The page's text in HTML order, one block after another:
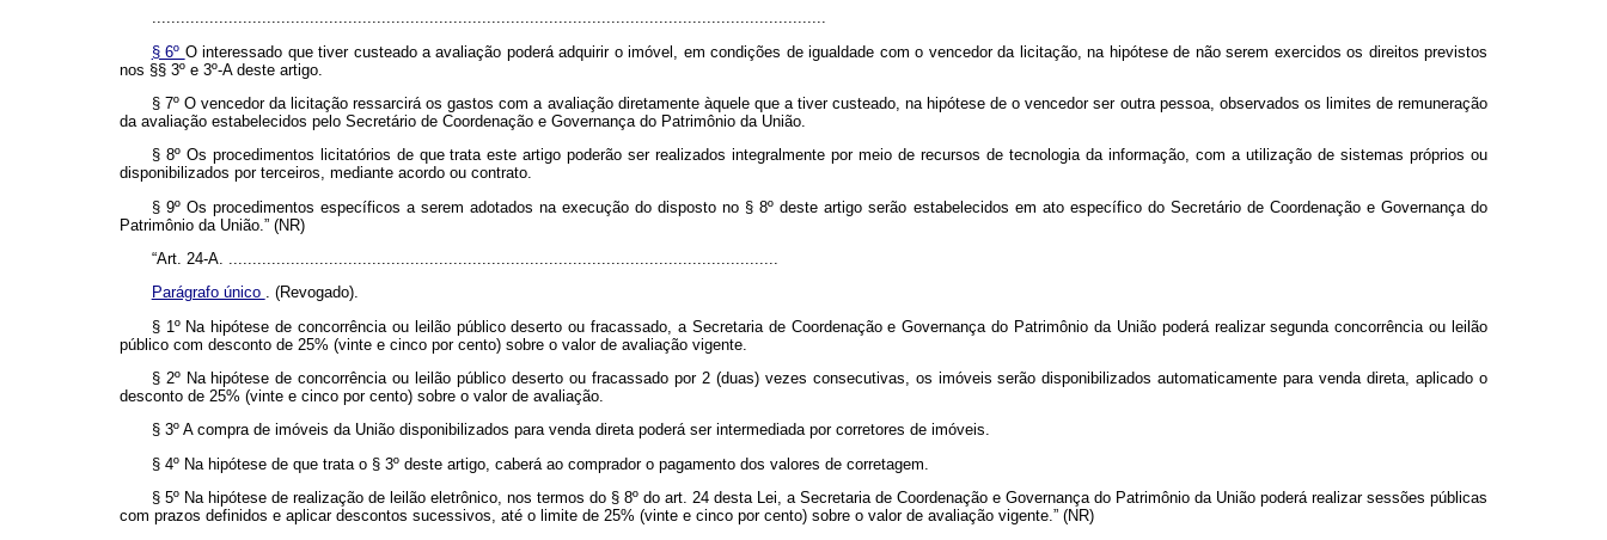
.............................................................................................................................................
§ 6º O interessado que tiver custeado a avaliação poderá adquirir o imóvel, em condições de igualdade com o vencedor da licitação, na hipótese de não serem exercidos os direitos previstos
nos §§ 3º e 3º-A deste artigo.
§ 7º O vencedor da licitação ressarcirá os gastos com a avaliação diretamente àquele que a tiver custeado, na hipótese de o vencedor ser outra pessoa, observados os limites de remuneração
da avaliação estabelecidos pelo Secretário de Coordenação e Governança do Patrimônio da União.
§ 8º Os procedimentos licitatórios de que trata este artigo poderão ser realizados integralmente por meio de recursos de tecnologia da informação, com a utilização de sistemas próprios ou
disponibilizados por terceiros, mediante acordo ou contrato.
§ 9º Os procedimentos específicos a serem adotados na execução do disposto no § 8º deste artigo serão estabelecidos em ato específico do Secretário de Coordenação e Governança do
Patrimônio da União.” (NR)
“Art. 24-A. ...................................................................................................................
Parágrafo único . (Revogado).
§ 1º Na hipótese de concorrência ou leilão público deserto ou fracassado, a Secretaria de Coordenação e Governança do Patrimônio da União poderá realizar segunda concorrência ou leilão
público com desconto de 25% (vinte e cinco por cento) sobre o valor de avaliação vigente.
§ 2º Na hipótese de concorrência ou leilão público deserto ou fracassado por 2 (duas) vezes consecutivas, os imóveis serão disponibilizados automaticamente para venda direta, aplicado o
desconto de 25% (vinte e cinco por cento) sobre o valor de avaliação.
§ 3º A compra de imóveis da União disponibilizados para venda direta poderá ser intermediada por corretores de imóveis.
§ 4º Na hipótese de que trata o § 3º deste artigo, caberá ao comprador o pagamento dos valores de corretagem.
§ 5º Na hipótese de realização de leilão eletrônico, nos termos do § 8º do art. 24 desta Lei, a Secretaria de Coordenação e Governança do Patrimônio da União poderá realizar sessões públicas
com prazos definidos e aplicar descontos sucessivos, até o limite de 25% (vinte e cinco por cento) sobre o valor de avaliação vigente.” (NR)